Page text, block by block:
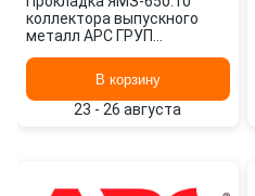
коллектора выпускного
металл АРС ГРУП
В корзину
23 - 26 августа